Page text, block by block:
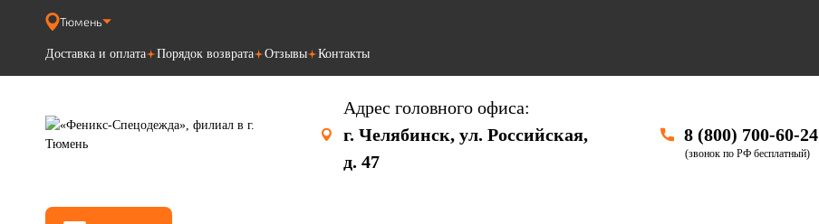
Тюмень
Доставка и оплата Порядок возврата Отзывы Контакты
Адрес головного офиса:
г. Челябинск, ул. Российская,
д. 47
8 (800) 700-60-24
(звонок по РФ бесплатный)